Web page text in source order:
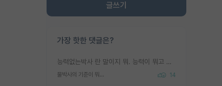
글쓰기
가장 핫한 댓글은?
능력없는박사 란 말이지 뭐. 능력이 뭐고 능력이 있다는게 뭔지는 사람마다 기준이 다르니까 얘기해봐야 서로 자기 기준만 얘기해서 논쟁이 끝이 안나고. 주위에서 능력있고 야심있는 신입생이 교수가 유의미한 피드백을 아예 안주면서 제대로된 과제에 참여해볼 기회도 제공하지 않고 잡일 뺑뺑이만 돌려서 맨날 단순작업만 하면서 밤새다가 눈빛이 점점 죽어가는걸 본 사람은 물박사는 교수탓이라고 하고, 교수는 이것저것 알려도 주고 기회도 주고 사수 동기 붙여주면서 어떻게든 끌고가려고 하는데 본인이 매일 뺀질거리면서 출근 하는둥마는둥 하다가 기껏 와서도 폰이나 쳐다보다가 실험 망치고 저녁약속있어서 먼저 가볼게요~ 하는걸 본 사람은 물박사는 본인탓이라고 함.
물박사의 기준이 뭐임? 14